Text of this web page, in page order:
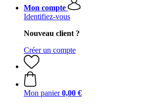
Mon compte
Identifiez-vous
Nouveau client ?
Créer un compte
Mon panier 0,00 €